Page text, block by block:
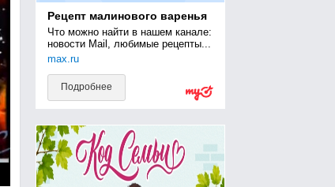
Рецепт малинового варенья
Что можно найти в нашем канале:
новости Mail, любимые рецепты...
max.ru
Подробнее